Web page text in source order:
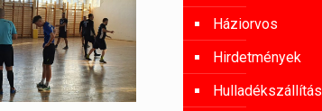
Háziorvos
Hirdetmények
Hulladékszállítás